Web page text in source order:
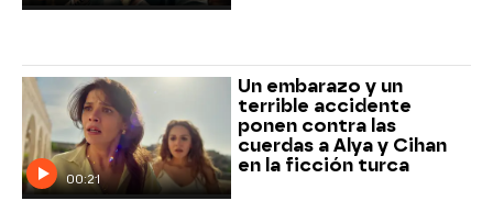
00:21
Un embarazo y un
terrible accidente
ponen contra las
cuerdas a Alya y Cihan
en la ficción turca